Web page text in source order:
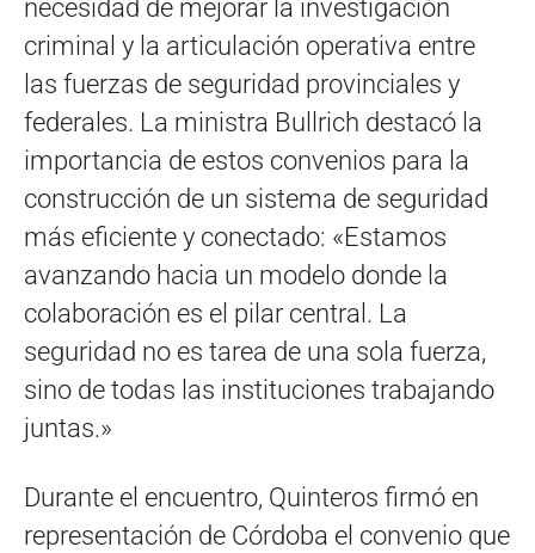
necesidad de mejorar la investigación
criminal y la articulación operativa entre
las fuerzas de seguridad provinciales y
federales. La ministra Bullrich destacó la
importancia de estos convenios para la
construcción de un sistema de seguridad
más eficiente y conectado: «Estamos
avanzando hacia un modelo donde la
colaboración es el pilar central. La
seguridad no es tarea de una sola fuerza,
sino de todas las instituciones trabajando
juntas.»
Durante el encuentro, Quinteros firmó en
representación de Córdoba el convenio que